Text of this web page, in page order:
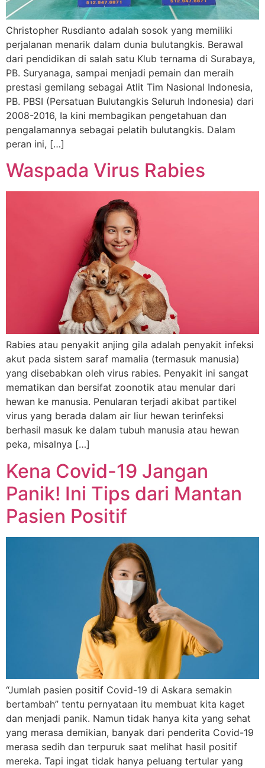
Christopher Rusdianto adalah sosok yang memiliki
perjalanan menarik dalam dunia bulutangkis. Berawal
dari pendidikan di salah satu Klub ternama di Surabaya,
PB. Suryanaga, sampai menjadi pemain dan meraih
prestasi gemilang sebagai Atlit Tim Nasional Indonesia,
PB. PBSI (Persatuan Bulutangkis Seluruh Indonesia) dari
2008-2016, Ia kini membagikan pengetahuan dan
pengalamannya sebagai pelatih bulutangkis. Dalam
peran ini, […]
Waspada Virus Rabies
Rabies atau penyakit anjing gila adalah penyakit infeksi
akut pada sistem saraf mamalia (termasuk manusia)
yang disebabkan oleh virus rabies. Penyakit ini sangat
mematikan dan bersifat zoonotik atau menular dari
hewan ke manusia. Penularan terjadi akibat partikel
virus yang berada dalam air liur hewan terinfeksi
berhasil masuk ke dalam tubuh manusia atau hewan
peka, misalnya […]
Kena Covid-19 Jangan
Panik! Ini Tips dari Mantan
Pasien Positif
“Jumlah pasien positif Covid-19 di Askara semakin
bertambah” tentu pernyataan itu membuat kita kaget
dan menjadi panik. Namun tidak hanya kita yang sehat
yang merasa demikian, banyak dari penderita Covid-19
merasa sedih dan terpuruk saat melihat hasil positif
mereka. Tapi ingat tidak hanya peluang tertular yang